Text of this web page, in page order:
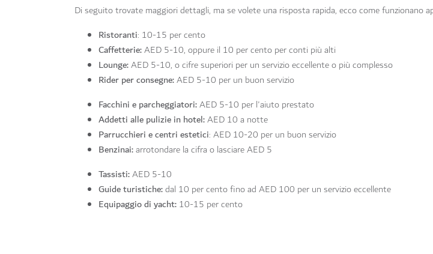
Di seguito trovate maggiori dettagli, ma se volete una risposta rapida, ecco come funzionano
Ristoranti: 10-15 per cento
Caffetterie:AED 5-10, oppure il 10 per cento per conti più alti
Lounge:AED 5-10, o cifre superiori per un servizio eccellente o più complesso
Rider per consegne:AED 5-10 per un buon servizio
Facchini e parcheggiatori:AED 5-10 per l'aiuto prestato
Addetti alle pulizie in hotel:AED 10 a notte
Parrucchieri e centri estetici: AED 10-20 per un buon servizio
Benzinai:arrotondare la cifra o lasciare AED 5
Tassisti:AED 5-10
Guide turistiche:dal 10 per cento fino ad AED 100 per un servizio eccellente
Equipaggio di yacht: 10-15 per cento